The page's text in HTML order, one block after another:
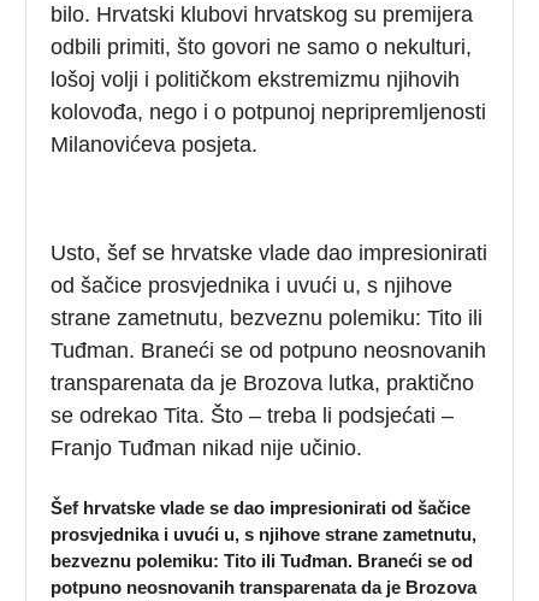
bilo. Hrvatski klubovi hrvatskog su premijera
odbili primiti, što govori ne samo o nekulturi,
lošoj volji i političkom ekstremizmu njihovih
kolovođa, nego i o potpunoj nepripremljenosti
Milanovićeva posjeta.
Usto, šef se hrvatske vlade dao impresionirati
od šačice prosvjednika i uvući u, s njihove
strane zametnutu, bezveznu polemiku: Tito ili
Tuđman. Braneći se od potpuno neosnovanih
transparenata da je Brozova lutka, praktično
se odrekao Tita. Što – treba li podsjećati –
Franjo Tuđman nikad nije učinio.
Šef hrvatske vlade se dao impresionirati od šačice
prosvjednika i uvući u, s njihove strane zametnutu,
bezveznu polemiku: Tito ili Tuđman. Braneći se od
potpuno neosnovanih transparenata da je Brozova